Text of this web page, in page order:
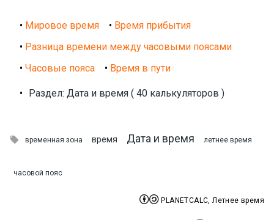
• Мировое время • Время прибытия
• Разница времени между часовыми поясами
• Часовые пояса • Время в пути
• Раздел: Дата и время ( 40 калькуляторов )
 временная зона время Дата и время летнее время
часовой пояс
 PLANETCALC, Летнее время